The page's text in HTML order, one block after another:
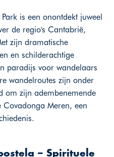
is een onontdekt juweel
de regio's Cantabrië,
zijn dramatische
en schilderachtige
paradijs voor wandelaars
wandelroutes zijn onder
om zijn adembenemende
Meren, een
– Spirituele